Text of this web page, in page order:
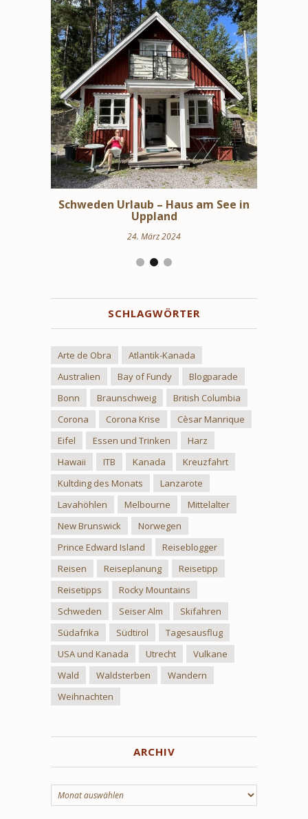
Schweden Urlaub – Haus am See in
Uppland
24. März 2024
SCHLAGWÖRTER
Arte de Obra
Atlantik-Kanada
Australien
Bay of Fundy
Blogparade
Bonn
Braunschweig
British Columbia
Corona
Corona Krise
Cèsar Manrique
Eifel
Essen und Trinken
Harz
Hawaii
ITB Kanada
Kreuzfahrt
Kultding des Monats
Lanzarote
Lavahöhlen
Melbourne
Mittelalter
New Brunswick
Norwegen
Prince Edward Island
Reiseblogger
Reisen
Reiseplanung
Reisetipp
Reisetipps
Rocky Mountains
Schweden
Seiser Alm
Skifahren
Südafrika
Südtirol
Tagesausflug
USA und Kanada
Utrecht
Vulkane
Wald
Waldsterben
Wandern
Weihnachten
ARCHIV
Archiv